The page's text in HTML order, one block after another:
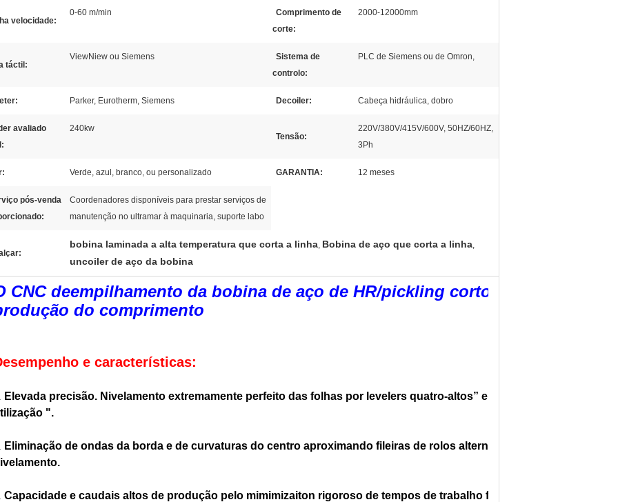
velocidade:
0-60 m/min
Comprimento de
corte:
2000-12000mm
táctil:
ViewNiew ou Siemens
Sistema de
controlo:
PLC de Siemens ou de Omron,
Parker, Eurotherm, Siemens Decoiler: Cabeça hidráulica, dobro
avaliado
240kw
Tensão:
220V/380V/415V/600V, 50HZ/60HZ,
3Ph
Verde, azul, branco, ou personalizado GARANTIA: 12 meses
pós-venda
Coordenadores disponíveis para prestar serviços de
manutenção no ultramar à maquinaria, suporte labo
bobina laminada a alta temperatura que corta a linha, Bobina de aço que corta a linha,
uncoiler de aço da bobina
CNC deempilhamento da bobina de aço de HR/pickling cortou à linha de
do comprimento
e características:
Elevada precisão. Nivelamento extremamente perfeito das folhas por levelers quatro-altos” e “seis-altos " da
".
Eliminação de ondas da borda e de curvaturas do centro aproximando fileiras de rolos alternativos na máquina de
Capacidade e caudais altos de produção pelo mimimizaiton rigoroso de tempos de trabalho feito com ferramentas